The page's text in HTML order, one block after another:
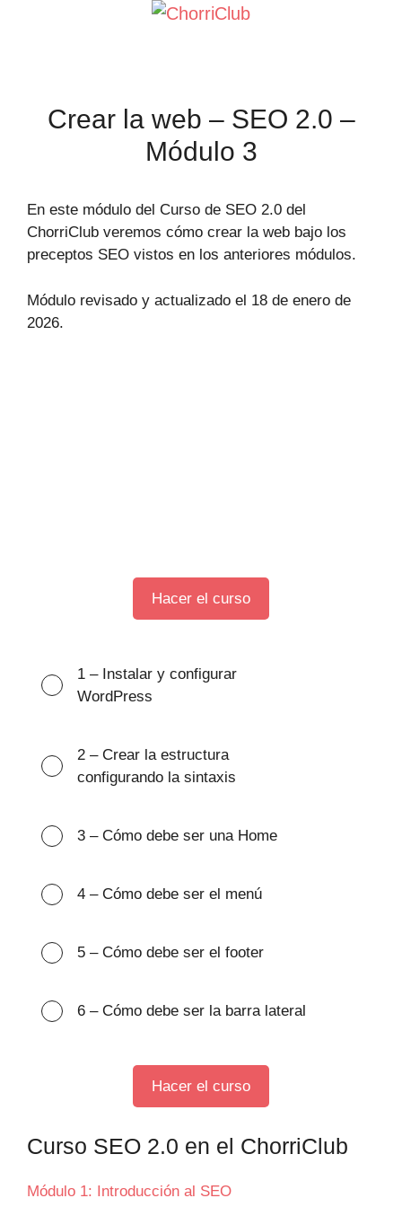
Crear la web – SEO 2.0 –
Módulo 3
En este módulo del Curso de SEO 2.0 del
ChorriClub veremos cómo crear la web bajo los
preceptos SEO vistos en los anteriores módulos.
Módulo revisado y actualizado el 18 de enero de
2026.
Hacer el curso
1 – Instalar y configurar
WordPress
2 – Crear la estructura
configurando la sintaxis
3 – Cómo debe ser una Home
4 – Cómo debe ser el menú
5 – Cómo debe ser el footer
6 – Cómo debe ser la barra lateral
Hacer el curso
Curso SEO 2.0 en el ChorriClub
Módulo 1: Introducción al SEO